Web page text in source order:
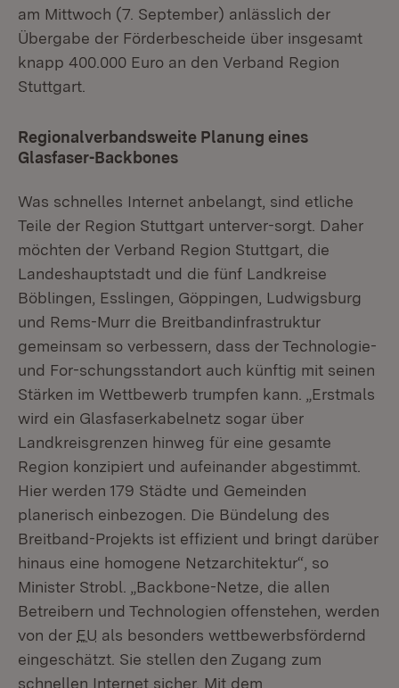
am Mittwoch (7. September) anlässlich der
Übergabe der Förderbescheide über insgesamt
knapp 400.000 Euro an den Verband Region
Stuttgart.
Regionalverbandsweite Planung eines
Glasfaser-Backbones
Was schnelles Internet anbelangt, sind etliche
Teile der Region Stuttgart unterver-sorgt. Daher
möchten der Verband Region Stuttgart, die
Landeshauptstadt und die fünf Landkreise
Böblingen, Esslingen, Göppingen, Ludwigsburg
und Rems-Murr die Breitbandinfrastruktur
gemeinsam so verbessern, dass der Technologie-
und For-schungsstandort auch künftig mit seinen
Stärken im Wettbewerb trumpfen kann. „Erstmals
wird ein Glasfaserkabelnetz sogar über
Landkreisgrenzen hinweg für eine gesamte
Region konzipiert und aufeinander abgestimmt.
Hier werden 179 Städte und Gemeinden
planerisch einbezogen. Die Bündelung des
Breitband-Projekts ist effizient und bringt darüber
hinaus eine homogene Netzarchitektur“, so
Minister Strobl. „Backbone-Netze, die allen
Betreibern und Technologien offenstehen, werden
von der EU als besonders wettbewerbsfördernd
eingeschätzt. Sie stellen den Zugang zum
schnellen Internet sicher. Mit dem